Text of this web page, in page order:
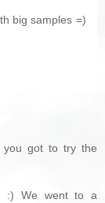
big samples =)
you got to try the
:) We went to a